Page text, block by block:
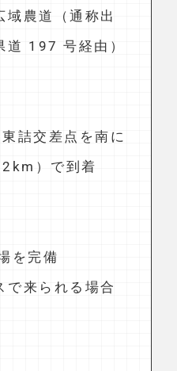
IC」より約7分
の信号を左折
農道（通称出
道 197 号経由）